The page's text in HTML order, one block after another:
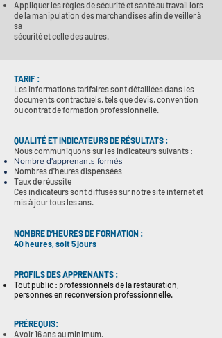
Appliquer les règles de sécurité et santé au travail lors
de la manipulation des marchandises afin de veiller à
sa
sécurité et celle des autres.
TARIF :
Les informations tarifaires sont détaillées dans les
documents contractuels, tels que devis, convention
ou contrat de formation professionnelle.
QUALITÉ ET INDICATEURS DE RÉSULTATS :
Nous communiquons sur les indicateurs suivants :
Nombre d'apprenants formés
Nombres d'heures dispensées
Taux de réussite
Ces indicateurs sont diffusés sur notre site internet et
mis à jour tous les ans.
NOMBRE D’HEURES DE FORMATION :
40 heures, soit 5 jours
PROFILS DES APPRENANTS :
Tout public : professionnels de la restauration,
personnes en reconversion professionnelle.
PRÉREQUIS:
Avoir 16 ans au minimum.